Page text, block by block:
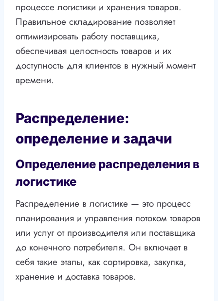
процессе логистики и хранения товаров.
Правильное складирование позволяет
оптимизировать работу поставщика,
обеспечивая целостность товаров и их
доступность для клиентов в нужный момент
времени.
Распределение:
определение и задачи
Определение распределения в
логистике
Распределение в логистике — это процесс
планирования и управления потоком товаров
или услуг от производителя или поставщика
до конечного потребителя. Он включает в
себя такие этапы, как сортировка, закупка,
хранение и доставка товаров.